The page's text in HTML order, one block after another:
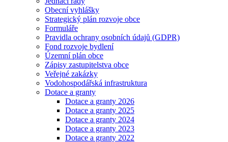
Obecní vyhlášky
Strategický plán rozvoje obce
Formuláře
Pravidla ochrany osobních údajů (GDPR)
Fond rozvoje bydlení
Územní plán obce
Zápisy zastupitelstva obce
Veřejné zakázky
Vodohospodářská infrastruktura
Dotace a granty
Dotace a granty 2026
Dotace a granty 2025
Dotace a granty 2024
Dotace a granty 2023
Dotace a granty 2022